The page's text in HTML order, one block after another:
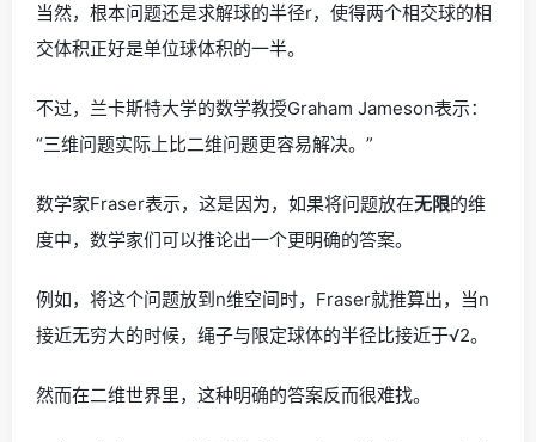
当然，根本问题还是求解球的半径r，使得两个相交球的相
交体积正好是单位球体积的一半。
不过，兰卡斯特大学的数学教授Graham Jameson表示：
“三维问题实际上比二维问题更容易解决。”
数学家Fraser表示，这是因为，如果将问题放在无限的维
度中，数学家们可以推论出一个更明确的答案。
例如，将这个问题放到n维空间时，Fraser就推算出，当n
接近无穷大的时候，绳子与限定球体的半径比接近于√2。
然而在二维世界里，这种明确的答案反而很难找。